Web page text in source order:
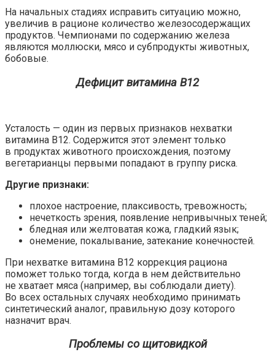
На начальных стадиях исправить ситуацию можно,
увеличив в рационе количество железосодержащих
продуктов. Чемпионами по содержанию железа
являются моллюски, мясо и субпродукты животных,
бобовые.
Дефицит витамина В12
Усталость — один из первых признаков нехватки
витамина В12. Содержится этот элемент только
в продуктах животного происхождения, поэтому
вегетарианцы первыми попадают в группу риска.
Другие признаки:
плохое настроение, плаксивость, тревожность;
нечеткость зрения, появление непривычных теней;
бледная или желтоватая кожа, гладкий язык;
онемение, покалывание, затекание конечностей.
При нехватке витамина В12 коррекция рациона
поможет только тогда, когда в нем действительно
не хватает мяса (например, вы соблюдали диету).
Во всех остальных случаях необходимо принимать
синтетический аналог, правильную дозу которого
назначит врач.
Проблемы со щитовидкой